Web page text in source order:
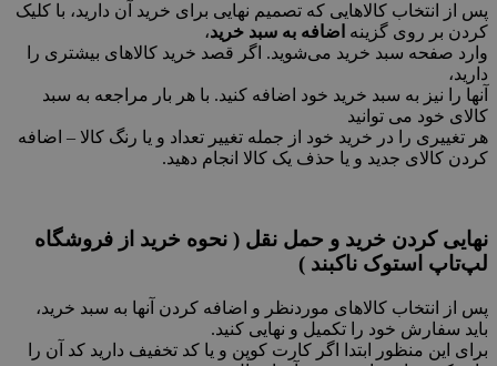
پس از انتخاب کالاهایی که تصمیم نهایی برای خرید آن دارید، با کلیک
کردن بر روی گزینه اضافه به سبد خرید،
وارد صفحه سبد خرید می‌‏شوید. اگر قصد خرید کالاهای بیشتری را
دارید،
آنها را نیز به سبد خرید خود اضافه کنید. با هر بار مراجعه به سبد
کالای خود می توانید
هر تغییری را در خرید خود از جمله تغییر تعداد و یا رنگ کالا – اضافه
کردن کالای جدید و یا حذف یک کالا انجام دهید.
نهایی کردن خرید و حمل نقل ( نحوه خرید از فروشگاه
لپ‌تاپ استوک ناکبند )
پس از انتخاب کالاهای موردنظر و اضافه کردن آنها به سبد خرید،
باید سفارش خود را تکمیل و نهایی کنید.
برای این منظور ابتدا اگر کارت کوپن و یا کد تخفیف دارید کد آن را